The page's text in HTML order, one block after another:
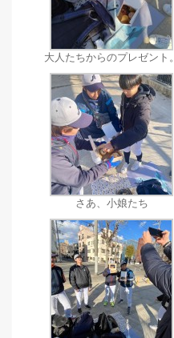
大人たちからのプレゼント。
さあ、小娘たち